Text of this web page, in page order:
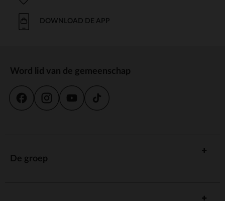
DOWNLOAD DE APP
Word lid van de gemeenschap
De groep